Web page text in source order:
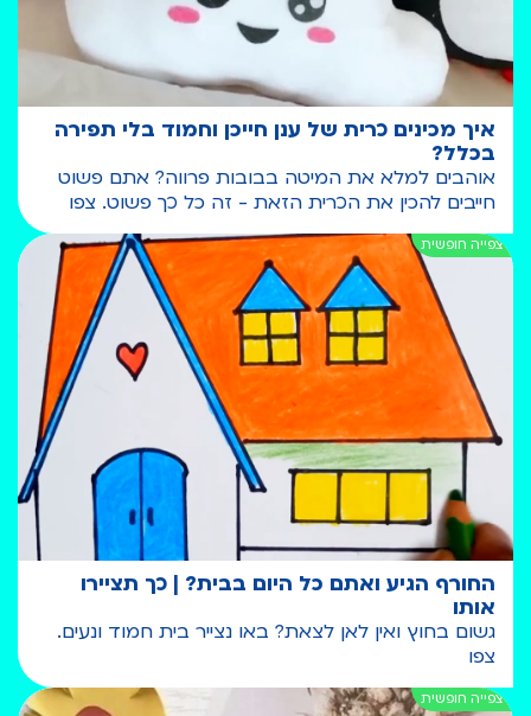
איך מכינים כרית של ענן חייכן וחמוד בלי תפירה
בכלל?
אוהבים למלא את המיטה בבובות פרווה? אתם פשוט
חייבים להכין את הכרית הזאת - זה כל כך פשוט. צפו
החורף הגיע ואתם כל היום בבית? | כך תציירו
אותו
גשום בחוץ ואין לאן לצאת? באו נצייר בית חמוד ונעים.
צפו